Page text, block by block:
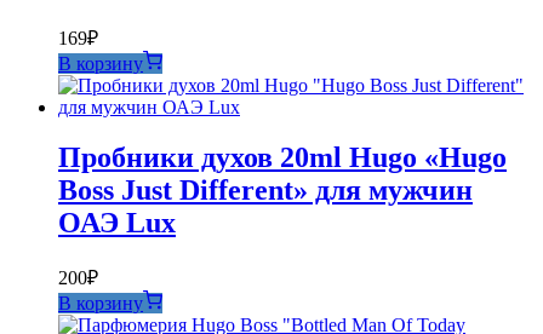
169₽
В корзину
Пробники духов 20ml Hugo «Hugo
Boss Just Different» для мужчин
ОАЭ Lux
200₽
В корзину